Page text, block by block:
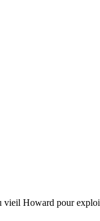
vieil Howard pour